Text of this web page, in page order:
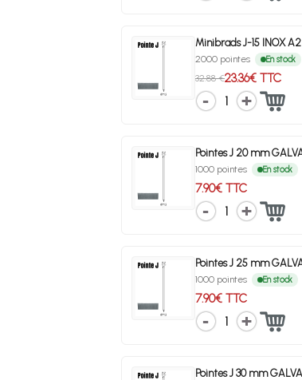
Minibrads J-15 INOX A2
2000 pointes En stock
32.88 €23.36€ TTC
1
Pointes J 20 mm
1000 pointes En stock
7.90€ TTC
1
Pointes J 25 mm
1000 pointes En stock
7.90€ TTC
1
Pointes J 30 mm GALVA